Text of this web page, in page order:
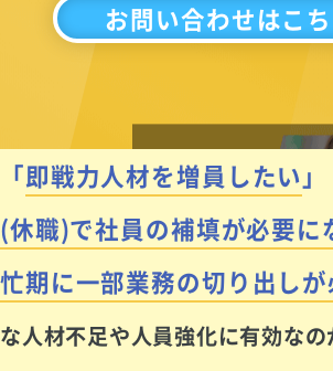
お問い合わせはこ
「即戦力人材を増員したい 」
(休職)で社員の補填が必要に
忙期に一部業務の切り出しが
な人材不足や人員強化に有効な